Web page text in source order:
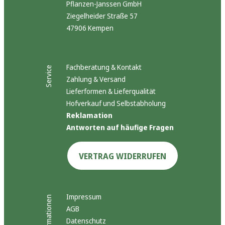
Pflanzen-Janssen GmbH
Ziegelheider Straße 57
47906 Kempen
Service
Fachberatung & Kontakt
Zahlung & Versand
Lieferformen & Lieferqualität
Hofverkauf und Selbstabholung
Reklamation
Antworten auf häufige Fragen
VERTRAG WIDERRUFEN
Impressum
AGB
Datenschutz